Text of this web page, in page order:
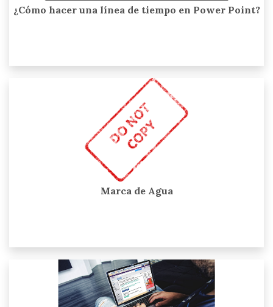
¿Cómo hacer una línea de tiempo en Power Point?
Marca de Agua